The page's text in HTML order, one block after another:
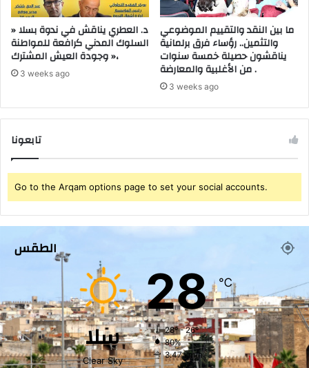
م
ن
ا
ل
ر
و
ع
ت
ك
ك
ي
ن
.
ا
ل
إ
غ
ل
ش
د
ي
د
ا
ل
ح
ر
ص
ح
ي
د. العطري يناقش في ندوة بسلا «
السلوك المدني كرافعة للمواطنة
وجودة العيش المشترك »،
3 weeks ago
ما بين النقد والتقييم الموضوعي
والتثمين.. رؤساء فرق برلمانية
يناقشون حصيلة خمسة سنوات
من الأغلبية والمعارضة .
3 weeks ago
تابعونا
Go to the Arqam options page to set your social accounts.
الطقس
سلا
Clear Sky
28℃
28º - 26º
80%
3.47 km/h